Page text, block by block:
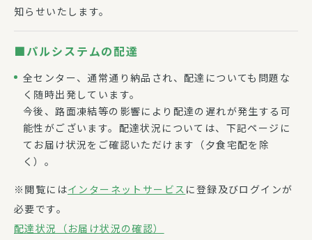
知らせいたします。
■パルシステムの配達
全センター、通常通り納品され、配達についても問題な
く随時出発しています。
今後、路面凍結等の影響により配達の遅れが発生する可
能性がございます。配達状況については、下記ページに
てお届け状況をご確認いただけます（夕食宅配を除
く）。
※閲覧にはインターネットサービス に登録及びログインが
必要です。
配達状況（お届け状況の確認）